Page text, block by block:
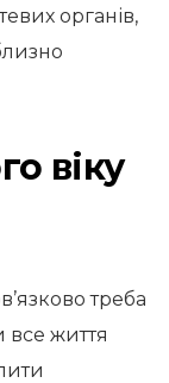
органів,
віку
треба
все життя